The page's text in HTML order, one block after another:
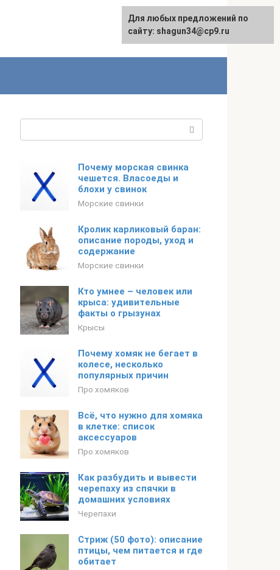
Почему морская свинка
чешется. Власоеды и
блохи у свинок
Морские свинки
Кролик карликовый баран:
описание породы, уход и
содержание
Морские свинки
Кто умнее – человек или
крыса: удивительные
факты о грызунах
Крысы
Почему хомяк не бегает в
колесе, несколько
популярных причин
Про хомяков
Всё, что нужно для хомяка
в клетке: список
аксессуаров
Про хомяков
Как разбудить и вывести
черепаху из спячки в
домашних условиях
Черепахи
Стриж (50 фото): описание
птицы, чем питается и где
обитает
Для любых предложений по
сайту: shagun34@cp9.ru